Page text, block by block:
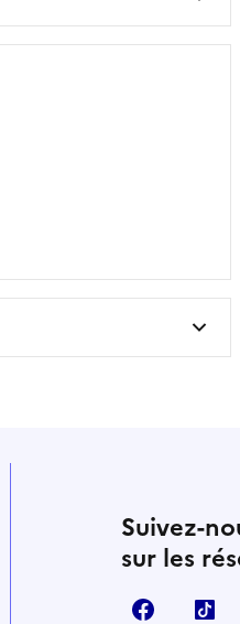
Suivez-
sur les
Facebook